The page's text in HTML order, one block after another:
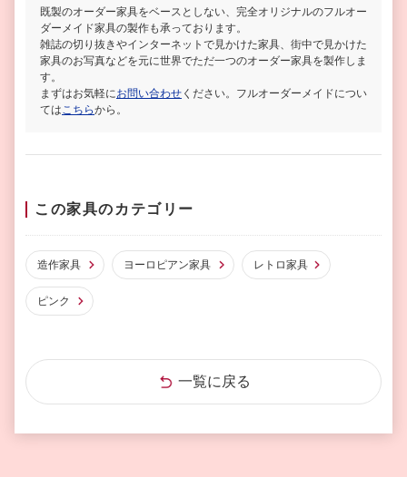
既製のオーダー家具をベースとしない、完全オリジナルのフルオー
ダーメイド家具の製作も承っております。
雑誌の切り抜きやインターネットで見かけた家具、街中で見かけた
家具のお写真などを元に世界でただ一つのオーダー家具を製作しま
す。
まずはお気軽にお問い合わせ ください。フルオーダーメイドについ
ては こちらから。
この家具のカテゴリー
造作家具 ヨーロピアン家具 レトロ家具
ピンク
一覧に戻る